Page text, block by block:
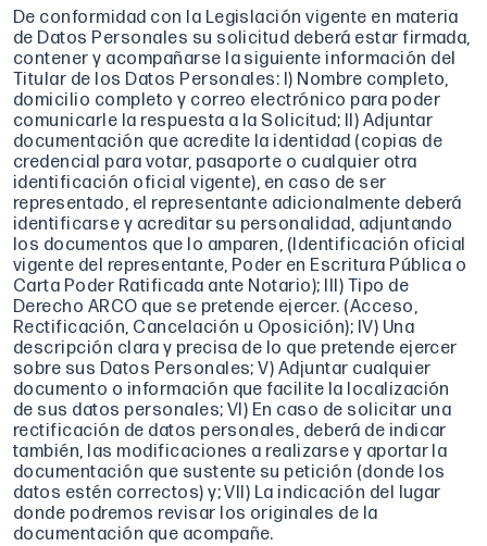
De conformidad con la Legislación vigente en materia
de Datos Personales su solicitud deberá estar firmada,
contener y acompañarse la siguiente información del
Titular de los Datos Personales: I) Nombre completo,
domicilio completo y correo electrónico para poder
comunicarle la respuesta a la Solicitud; II) Adjuntar
documentación que acredite la identidad (copias de
credencial para votar, pasaporte o cualquier otra
identificación oficial vigente), en caso de ser
representado, el representante adicionalmente deberá
identificarse y acreditar su personalidad, adjuntando
los documentos que lo amparen, (Identificación oficial
vigente del representante, Poder en Escritura Pública o
Carta Poder Ratificada ante Notario); III) Tipo de
Derecho ARCO que se pretende ejercer. (Acceso,
Rectificación, Cancelación u Oposición); IV) Una
descripción clara y precisa de lo que pretende ejercer
sobre sus Datos Personales; V) Adjuntar cualquier
documento o información que facilite la localización
de sus datos personales; VI) En caso de solicitar una
rectificación de datos personales, deberá de indicar
también, las modificaciones a realizarse y aportar la
documentación que sustente su petición (donde los
datos estén correctos) y; VII) La indicación del lugar
donde podremos revisar los originales de la
documentación que acompañe.